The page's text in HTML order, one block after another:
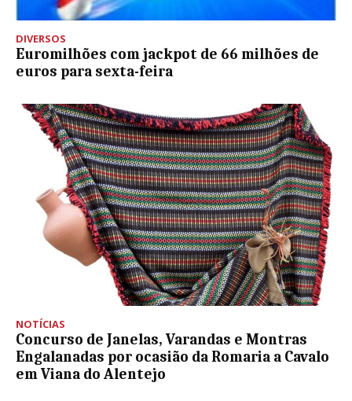
DIVERSOS
Euromilhões com jackpot de 66 milhões de
euros para sexta-feira
NOTÍCIAS
Concurso de Janelas, Varandas e Montras
Engalanadas por ocasião da Romaria a Cavalo
em Viana do Alentejo